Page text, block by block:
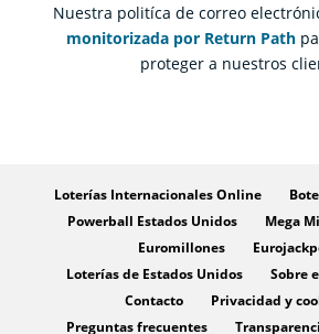
Nuestra politíca de correo
monitorizada por Return Path
proteger a nuestros
Loterías Internacionales Online
Powerball Estados Unidos
Mega
Euromillones
Loterías de Estados Unidos
Sobre
Contacto
Privacidad y
Preguntas frecuentes